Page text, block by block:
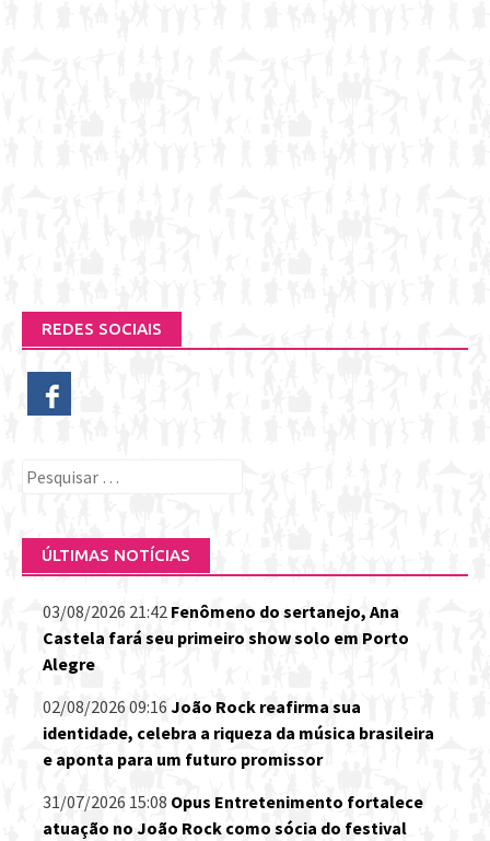
REDES SOCIAIS
Pesquisar
ÚLTIMAS NOTÍCIAS
03/08/2026 21:42 Fenômeno do sertanejo, Ana
Castela fará seu primeiro show solo em Porto
Alegre
02/08/2026 09:16 João Rock reafirma sua
identidade, celebra a riqueza da música brasileira
e aponta para um futuro promissor
31/07/2026 15:08 Opus Entretenimento fortalece
atuação no João Rock como sócia do festival